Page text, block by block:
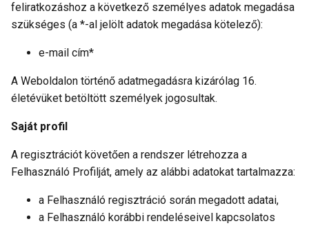
feliratkozáshoz a következő személyes adatok megadása
szükséges (a *-al jelölt adatok megadása kötelező):
e-mail cím*
A Weboldalon történő adatmegadásra kizárólag 16.
életévüket betöltött személyek jogosultak.
Saját profil
A regisztrációt követően a rendszer létrehozza a
Felhasználó Profilját, amely az alábbi adatokat tartalmazza:
a Felhasználó regisztráció során megadott adatai,
a Felhasználó korábbi rendeléseivel kapcsolatos